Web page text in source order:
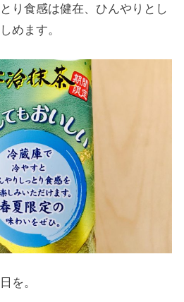
り食感は健在、ひんやりとし
めます。
を。